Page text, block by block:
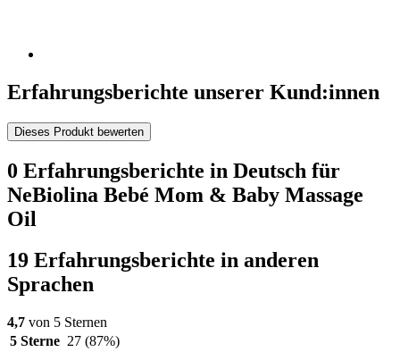
Erfahrungsberichte unserer Kund:innen
Dieses Produkt bewerten
0 Erfahrungsberichte in Deutsch für
NeBiolina Bebé Mom & Baby Massage
Oil
19 Erfahrungsberichte in anderen
Sprachen
4,7 von 5 Sternen
5 Sterne 27 (87%)